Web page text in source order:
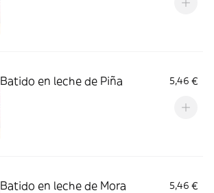
Batido en leche de Piña 5,46 €
Batido en leche de Mora 5,46 €